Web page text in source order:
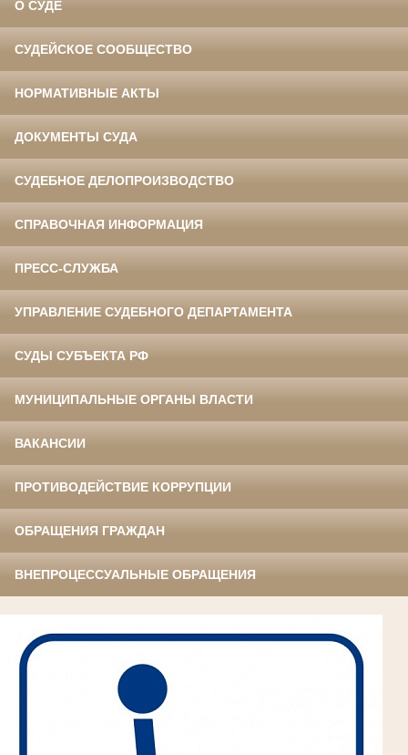
О СУДЕ
СУДЕЙСКОЕ СООБЩЕСТВО
НОРМАТИВНЫЕ АКТЫ
ДОКУМЕНТЫ СУДА
СУДЕБНОЕ ДЕЛОПРОИЗВОДСТВО
СПРАВОЧНАЯ ИНФОРМАЦИЯ
ПРЕСС-СЛУЖБА
УПРАВЛЕНИЕ СУДЕБНОГО ДЕПАРТАМЕНТА
СУДЫ СУБЪЕКТА РФ
МУНИЦИПАЛЬНЫЕ ОРГАНЫ ВЛАСТИ
ВАКАНСИИ
ПРОТИВОДЕЙСТВИЕ КОРРУПЦИИ
ОБРАЩЕНИЯ ГРАЖДАН
ВНЕПРОЦЕССУАЛЬНЫЕ ОБРАЩЕНИЯ